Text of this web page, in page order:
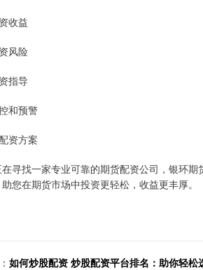
收益
风险
指导
和预警
资方案
寻找一家专业可靠的期货配资公司，银环
您在期货市场中投资更轻松，收益更丰厚。
如何炒股配资 炒股配资平台排名：助你轻松